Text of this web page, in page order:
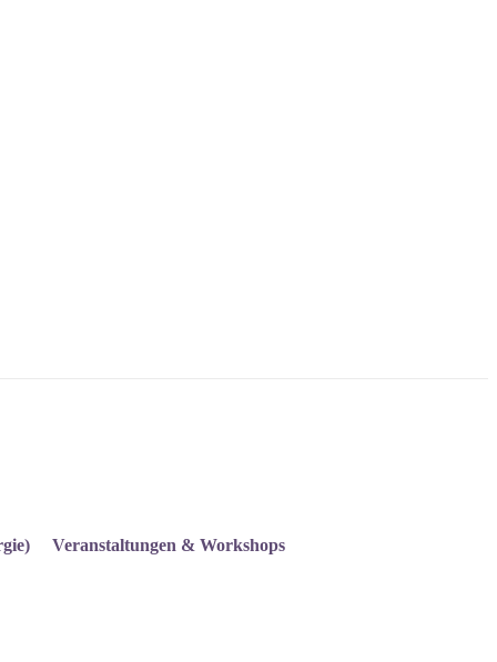
Veranstaltungen & Workshops